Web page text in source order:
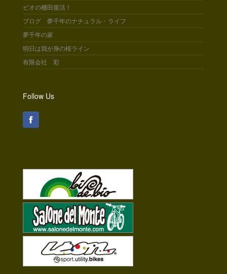
ビオの棚田復活！
ブログ 夢千年のナチュラル・ライフ
夢千年の家
明日は我が身の桜ライン
有限会社 彩
Follow Us